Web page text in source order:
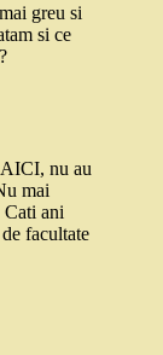
greu si
si ce
nu au
mai
Cati ani
facultate